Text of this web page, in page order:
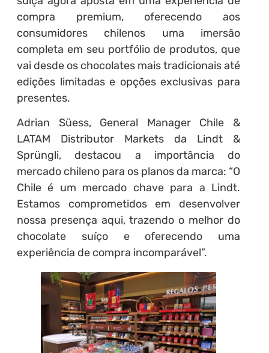
compra premium, oferecendo aos
consumidores chilenos uma imersão
completa em seu portfólio de produtos, que
vai desde os chocolates mais tradicionais até
edições limitadas e opções exclusivas para
presentes.
Adrian Süess, General Manager Chile &
LATAM Distributor Markets da Lindt &
Sprüngli, destacou a importância do
mercado chileno para os planos da marca: “O
Chile é um mercado chave para a Lindt.
Estamos comprometidos em desenvolver
nossa presença aqui, trazendo o melhor do
chocolate suíço e oferecendo uma
experiência de compra incomparável”.